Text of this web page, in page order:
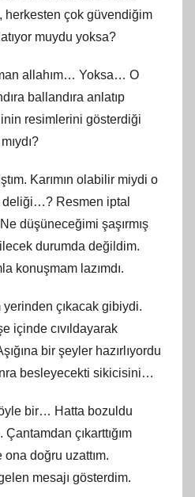
herkesten çok güvendiğim
muydu yoksa?
allahım… Yoksa… O
ballandıra anlatıp
resimlerini gösterdiği
Karımın olabilir miydi o
deliği…? Resmen iptal
düşüneceğimi şaşırmış
durumda değildim.
konuşmam lazımdı.
çıkacak gibiydi.
içinde cıvıldayarak
bir şeyler hazırlıyordu
besleyecekti sikicisini…
bir… Hatta bozuldu
çıkarttığım
doğru uzattım.
mesajı gösterdim.